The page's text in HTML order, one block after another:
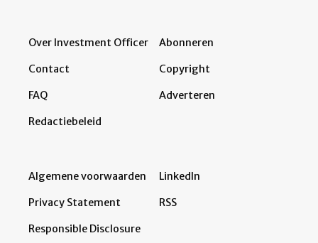
Over Investment Officer
Contact
FAQ
Redactiebeleid
Abonneren
Copyright
Adverteren
Algemene voorwaarden
Privacy Statement
Responsible Disclosure
LinkedIn
RSS